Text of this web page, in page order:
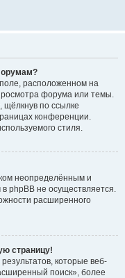
расположенном на
форума или темы.
по ссылке
конференции.
стиля.
неопределённым и
phpBB не осуществляется.
расширенного
страницу!
которые веб-
поиск», более